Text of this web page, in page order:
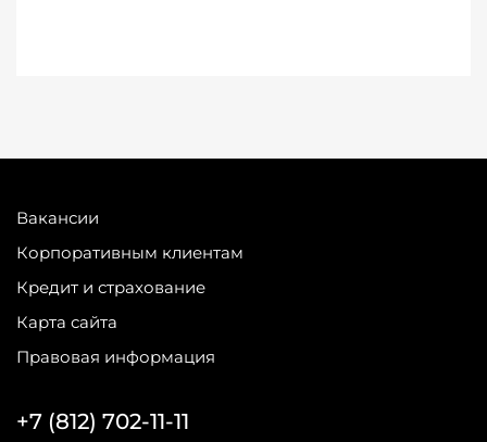
Вакансии
Корпоративным клиентам
Кредит и страхование
Карта сайта
Правовая информация
+7 (812) 702-11-11